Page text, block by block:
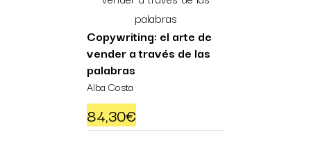
Copywriting: el arte de
vender a través de las
palabras
Alba Costa
84,30€